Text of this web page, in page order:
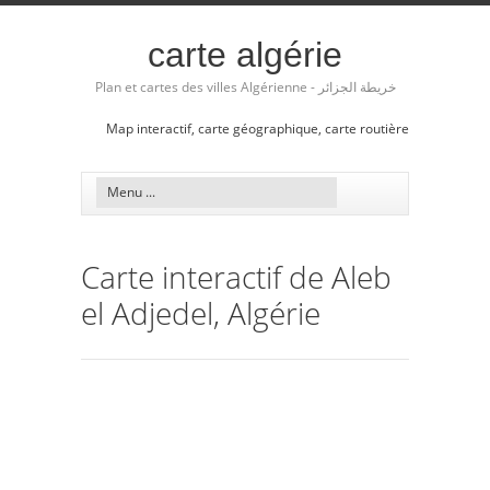
carte algérie
Plan et cartes des villes Algérienne - خريطة الجزائر
Map interactif, carte géographique, carte routière
Carte interactif de Aleb
el Adjedel, Algérie